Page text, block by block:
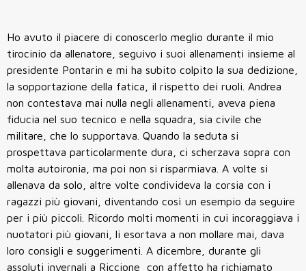
Ho avuto il piacere di conoscerlo meglio durante il mio
tirocinio da allenatore, seguivo i suoi allenamenti insieme al
presidente Pontarin e mi ha subito colpito la sua dedizione,
la sopportazione della fatica, il rispetto dei ruoli. Andrea
non contestava mai nulla negli allenamenti, aveva piena
fiducia nel suo tecnico e nella squadra, sia civile che
militare, che lo supportava. Quando la seduta si
prospettava particolarmente dura, ci scherzava sopra con
molta autoironia, ma poi non si risparmiava. A volte si
allenava da solo, altre volte condivideva la corsia con i
ragazzi più giovani, diventando così un esempio da seguire
per i più piccoli. Ricordo molti momenti in cui incoraggiava i
nuotatori più giovani, li esortava a non mollare mai, dava
loro consigli e suggerimenti. A dicembre, durante gli
assoluti invernali a Riccione con affetto ha richiamato